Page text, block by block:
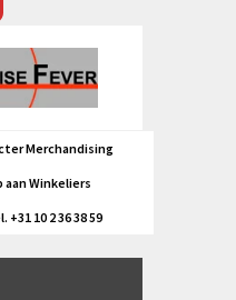
Merchandising
Winkeliers
10 2 36 38 59